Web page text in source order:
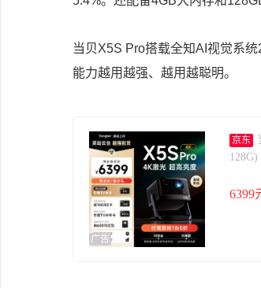
当贝X5S Pro搭载全知AI视觉系
能力越用越强、越用越聪明。
广告
京东
128G)
6399